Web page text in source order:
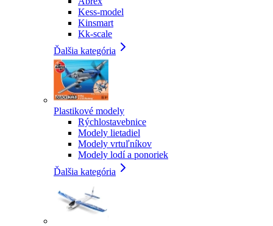
Kess-model
Kinsmart
Kk-scale
Ďalšia kategória
Plastikové modely
Rýchlostavebnice
Modely lietadiel
Modely vrtuľníkov
Modely lodí a ponoriek
Ďalšia kategória